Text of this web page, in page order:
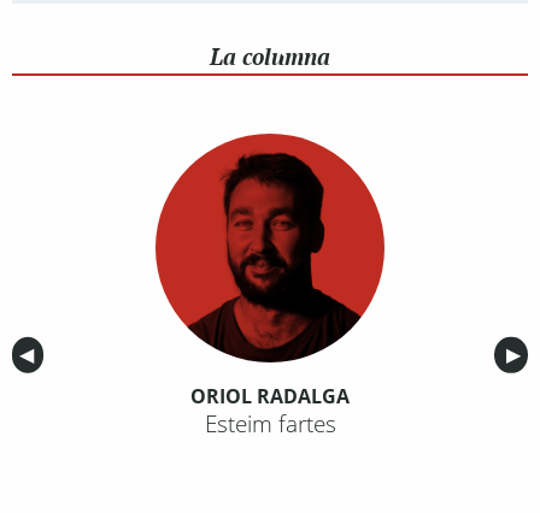
La columna
Anterior
◀︎ ▶︎
ORIOL RADALGA
Esteim fartes